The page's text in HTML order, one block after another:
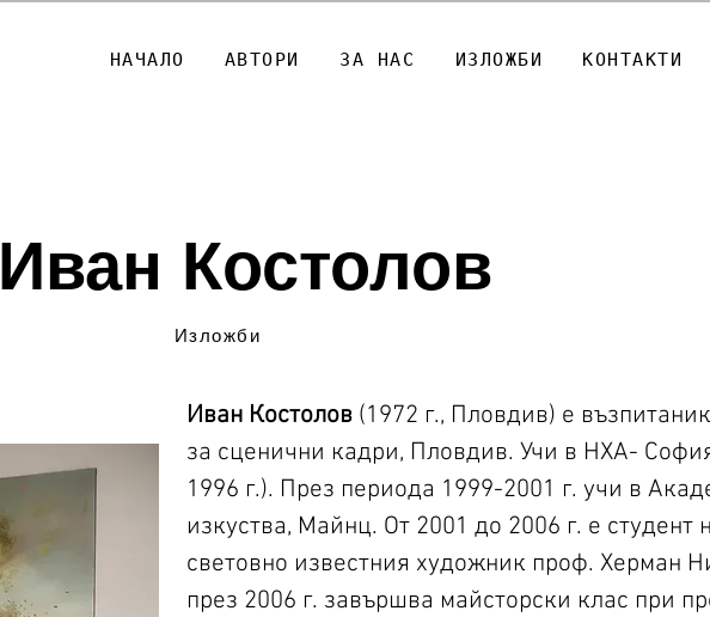
НАЧАЛО АВТОРИ ЗА НАС ИЗЛОЖБИ КОНТАКТИ
Иван Костолов
Изложби
Иван Костолов (1972 г., Пловдив) е
за сценични кадри, Пловдив. Учи в НХА-
1996 г.). През периода 1999-2001 г. учи в
изкуства, Майнц. От 2001 до 2006 г. е студент
световно известния художник проф. Херман
през 2006 г. завършва майсторски клас при